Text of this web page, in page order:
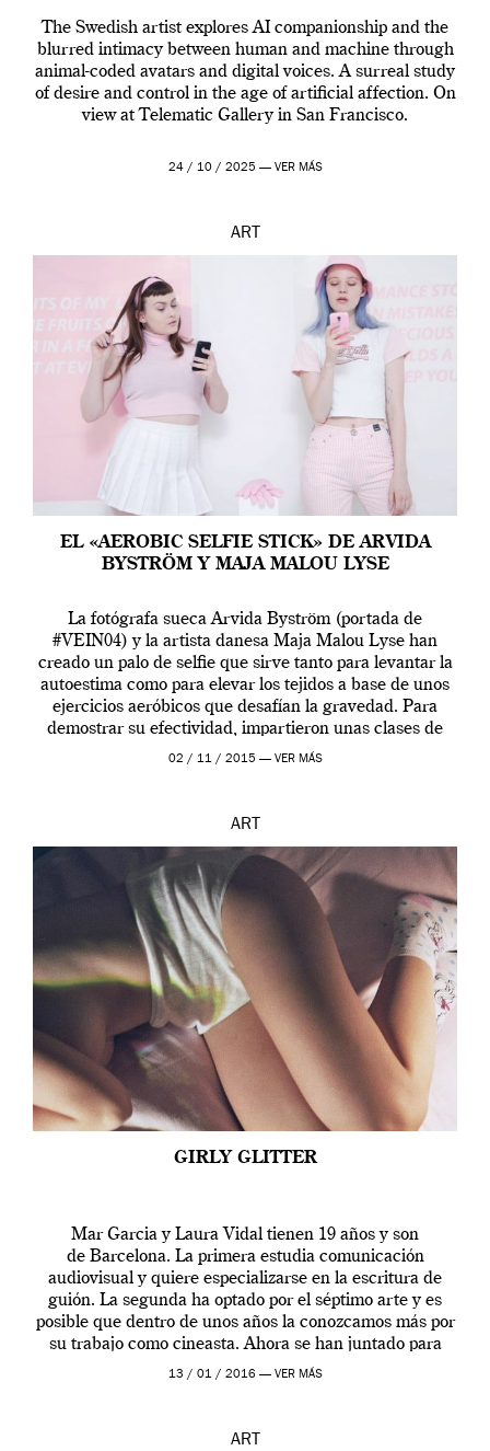
The Swedish artist explores AI companionship and the
blurred intimacy between human and machine through
animal-coded avatars and digital voices. A surreal study
of desire and control in the age of artificial affection. On
view at Telematic Gallery in San Francisco.
24 / 10 / 2025 — VER MÁS
ART
EL «AEROBIC SELFIE STICK» DE ARVIDA
BYSTRÖM Y MAJA MALOU LYSE
La fotógrafa sueca Arvida Byström (portada de
#VEIN04) y la artista danesa Maja Malou Lyse han
creado un palo de selfie que sirve tanto para levantar la
autoestima como para elevar los tejidos a base de unos
ejercicios aeróbicos que desafían la gravedad. Para
demostrar su efectividad, impartieron unas clases de
prueba en el Tate […]
02 / 11 / 2015 — VER MÁS
ART
GIRLY GLITTER
Mar Garcia y Laura Vidal tienen 19 años y son
de Barcelona. La primera estudia comunicación
audiovisual y quiere especializarse en la escritura de
guión. La segunda ha optado por el séptimo arte y es
posible que dentro de unos años la conozcamos más por
su trabajo como cineasta. Ahora se han juntado para
contarnos una […]
13 / 01 / 2016 — VER MÁS
ART